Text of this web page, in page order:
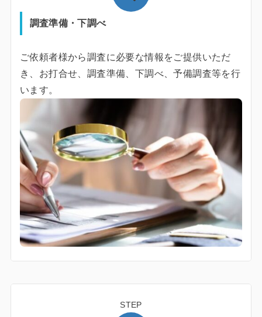
調査準備・下調べ
ご依頼者様から調査に必要な情報をご提供いただ
き、お打合せ、調査準備、下調べ、予備調査等を行
います。
STEP